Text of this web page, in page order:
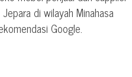
di wilayah Minahasa
Google.